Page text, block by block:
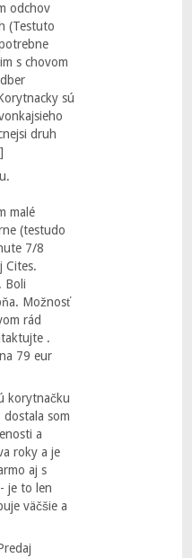
odchov
(Testuto
s chovom
sú
druh
malé
(testudo
7/8
Cites.
Boli
Možnosť
rád
.
79 eur
korytnačku
som
a
roky a je
aj s
je to len
väčšie a